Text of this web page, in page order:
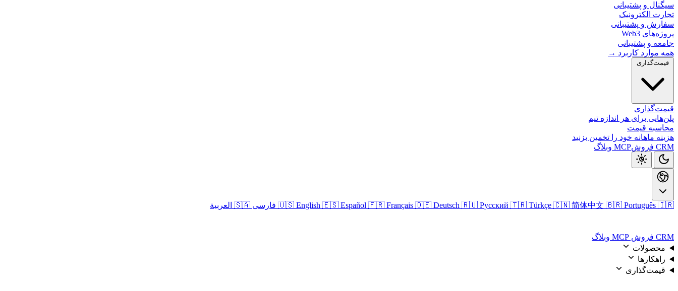
سیگنال و پشتیبانی
تجارت الکترونیک
سفارش و پشتیبانی
پروژه‌های Web3
جامعه و پشتیبانی
همه موارد کاربرد →
قیمت‌گذاری
قیمت‌گذاری
پلن‌هایی برای هر اندازه تیم
محاسبه قیمت
هزینه ماهانه خود را تخمین بزنید
CRM فروش
MCP وبلاگ
🇺🇸 English 🇪🇸 Español 🇫🇷 Français 🇩🇪 Deutsch 🇷🇺 Русский 🇹🇷 Türkçe 🇨🇳 简体中文 🇧🇷 Português 🇮🇷 فارسی
🇸🇦 العربية
CRM فروش
MCP وبلاگ
محصولات
راهکارها
قیمت‌گذاری